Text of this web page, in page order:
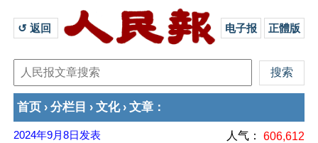
↺ 返回 电子报 正體版
首页 › 分栏目 › 文化› 文章 ：
2024年9月8日 发表 人气： 606,612